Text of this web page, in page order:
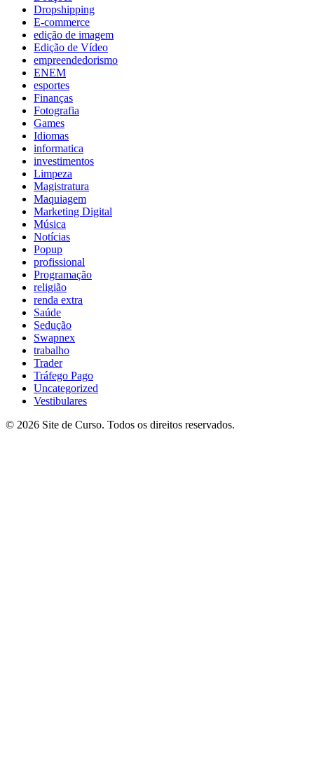
Dropshipping
E-commerce
edição de imagem
Edição de Vídeo
empreendedorismo
ENEM
esportes
Finanças
Fotografia
Games
Idiomas
informatica
investimentos
Limpeza
Magistratura
Maquiagem
Marketing Digital
Música
Notícias
Popup
profissional
Programação
religião
renda extra
Saúde
Sedução
Swapnex
trabalho
Trader
Tráfego Pago
Uncategorized
Vestibulares
© 2026 Site de Curso. Todos os direitos reservados.